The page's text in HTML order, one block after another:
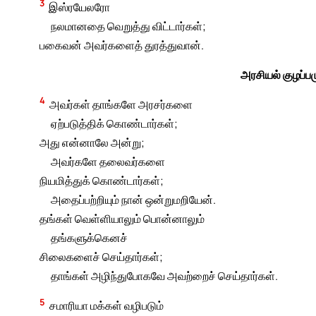
3 இஸ்ரயேலரோ
நலமானதை வெறுத்து விட்டார்கள்;
பகைவன் அவர்களைத் துரத்துவான்.
அரசியல்
4 அவர்கள் தாங்களே அரசர்களை
ஏற்படுத்திக் கொண்டார்கள்;
அது என்னாலே அன்று;
அவர்களே தலைவர்களை
நியமித்துக் கொண்டார்கள்;
அதைப்பற்றியும் நான் ஒன்றுமறியேன்.
தங்கள் வெள்ளியாலும் பொன்னாலும்
தங்களுக்கெனச்
சிலைகளைச் செய்தார்கள்;
தாங்கள் அழிந்துபோகவே அவற்றைச் செய்தார்கள்.
5 சமாரியா மக்கள் வழிபடும்